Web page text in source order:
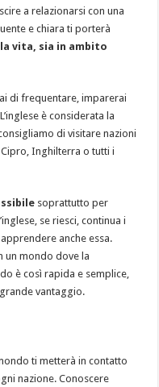
a relazionarsi con una
e chiara ti porterà
vita, sia in ambito
di frequentare, imparerai
è considerata la
di visitare nazioni
Inghilterra o tutti i
soprattutto per
se riesci, continua i
anche essa.
un mondo dove la
è così rapida e semplice,
vantaggio.
ti metterà in contatto
nazione. Conoscere